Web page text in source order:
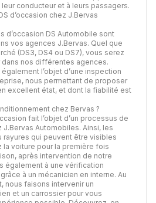
conducteur et à leurs passagers.
d’occasion chez J.Bervas
d’occasion DS Automobile sont
vos agences J.Bervas. Quel que
(DS3, DS4 ou DS7), vous serez
nos différentes agences.
l’objet d’une inspection
nous permettant de proposer
excellent état, et dont la fiabilité est
chez Bervas ?
fait l’objet d’un processus de
Automobiles. Ainsi, les
rayures qui peuvent être visibles
voiture pour la première fois
après intervention de notre
également à une vérification
à un mécanicien en interne. Au
nous faisons intervenir un
et un carrossier pour vous